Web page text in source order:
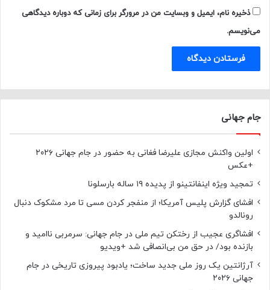
ذخیره نام، ایمیل و وبسایت من در مرورگر برای زمانی که دوباره دیدگاهی
می‌نویسم.
جام جهانی
اولین واکنش مجازی علیرضا فغانی به حضور در جام جهانی ۲۰۲۶
+عکس
تمجید ویژه اینفانتینو از پدیده ۱۹ ساله بارسلونا
افشای گزارش پلیس آمریکا؛ از منفجر کردن مسی تا مرد مشکوک دنبال
رونالدو
افشاگری عجیب از رختکن تیم ملی در جام جهانی: سرمربی ناامید و
بازنده بود/ در حق من بی‌انصافی شد +ویدیو
آرژانتین یک روز ملی جدید ساخت؛ یادبود پیروزی تاریخی در جام
جهانی ۲۰۲۶